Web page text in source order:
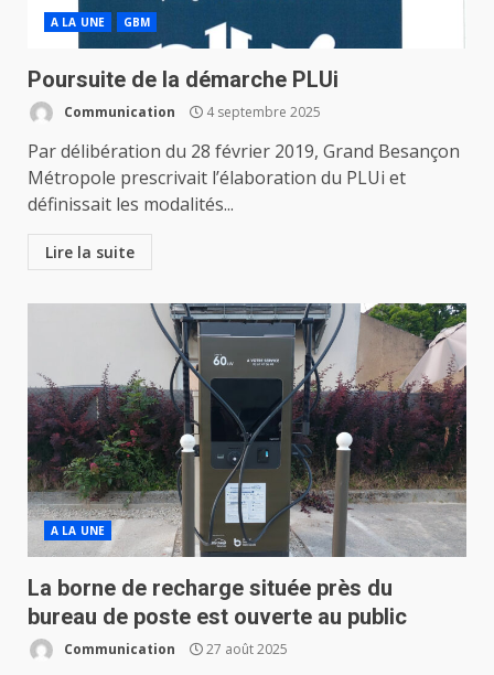
A LA UNE GBM
Poursuite de la démarche PLUi
Communication 4 septembre 2025
Par délibération du 28 février 2019, Grand Besançon
Métropole prescrivait l’élaboration du PLUi et
définissait les modalités...
Lire la suite
A LA UNE
La borne de recharge située près du
bureau de poste est ouverte au public
Communication 27 août 2025